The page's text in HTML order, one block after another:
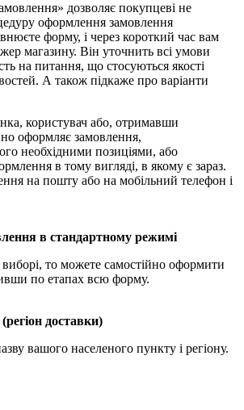
дозволяє покупцеві не
оформлення замовлення
форму, і через короткий час вам
магазину. Він уточнить всі умови
на питання, що стосуються якості
А також підкаже про варіанти
користувач або, отримавши
оформляє замовлення,
необхідними позиціями, або
в тому вигляді, в якому є зараз.
на пошту або на мобільний телефон і
в стандартному режимі
то можете самостійно оформити
по етапах всю форму.
доставки)
вашого населеного пункту і регіону.